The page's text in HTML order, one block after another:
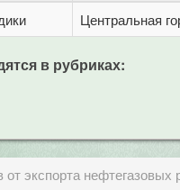
Центральная
в рубриках:
экспорта